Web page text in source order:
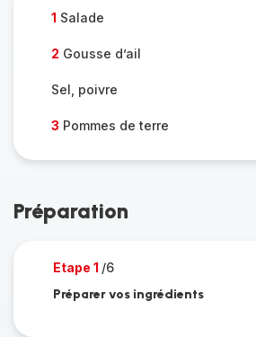
1 Salade
2 Gousse d’ail
Sel, poivre
3 Pommes de terre
Préparation
Etape 1 /6
Préparer vos ingrédients